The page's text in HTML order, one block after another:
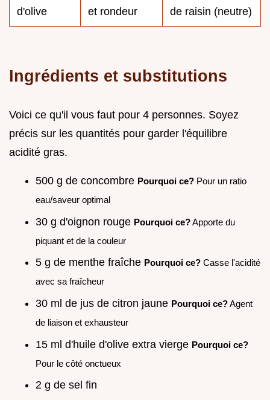
d'olive
et rondeur
de raisin (neutre)
Ingrédients et substitutions
Voici ce qu'il vous faut pour 4 personnes. Soyez
précis sur les quantités pour garder l'équilibre
acidité gras.
500 g de concombre Pourquoi ce? Pour un ratio
eau/saveur optimal
30 g d'oignon rouge Pourquoi ce?Apporte du
piquant et de la couleur
5 g de menthe fraîche Pourquoi ce? Casse l'acidité
avec sa fraîcheur
30 ml de jus de citron jaune Pourquoi ce?Agent
de liaison et exhausteur
15 ml d'huile d'olive extra vierge Pourquoi ce?
Pour le côté onctueux
2 g de sel fin